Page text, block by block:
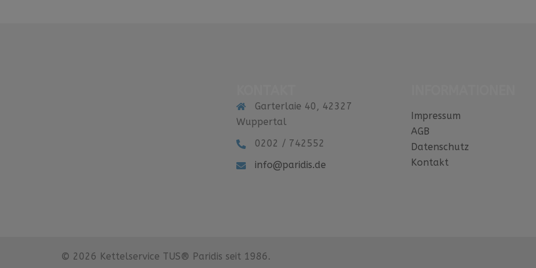
Garterlaie 40, 42327
Wuppertal
0202 / 742552
info@paridis.de
Impressum
AGB
Datenschutz
Kontakt
© 2026 Kettelservice TUS® Paridis seit 1986.